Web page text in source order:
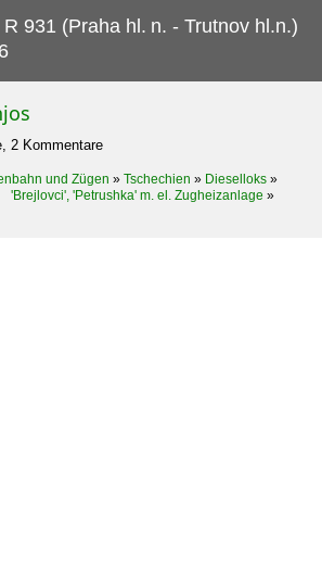
931 (Praha hl. n. - Trutnov hl.n.)
2 Kommentare
und Zügen » Tschechien » Dieselloks »
'Petrushka' m. el. Zugheizanlage »